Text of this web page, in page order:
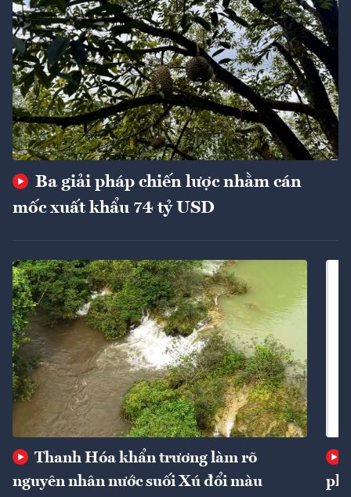
Ba giải pháp chiến lược nhằm cán
mốc xuất khẩu 74 tỷ USD
Thanh Hóa khẩn trương làm rõ
nguyên nhân nước suối Xú đổi màu
phí